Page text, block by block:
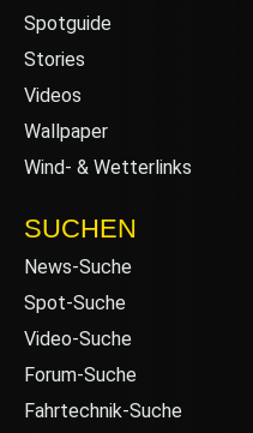
Spotguide
Stories
Videos
Wallpaper
Wind- & Wetterlinks
SUCHEN
News-Suche
Spot-Suche
Video-Suche
Forum-Suche
Fahrtechnik-Suche